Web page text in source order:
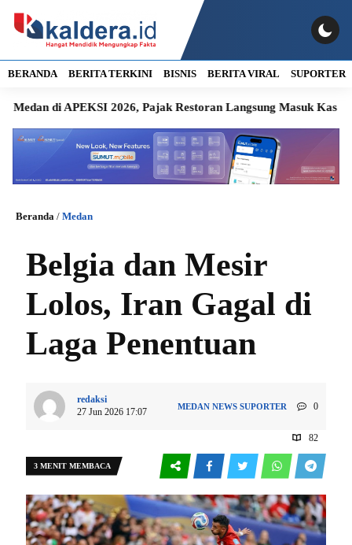
BERANDA BERITA TERKINI BISNIS BERITA VIRAL SUPORTER
APEKSI 2026, Pajak Restoran Langsung Masuk Kas Daerah
Beranda / Medan
Belgia dan Mesir
Lolos, Iran Gagal di
Laga Penentuan
redaksi
27 Jun 2026 17:07
MEDAN NEWS SUPORTER 0
82
3 MENIT MEMBACA